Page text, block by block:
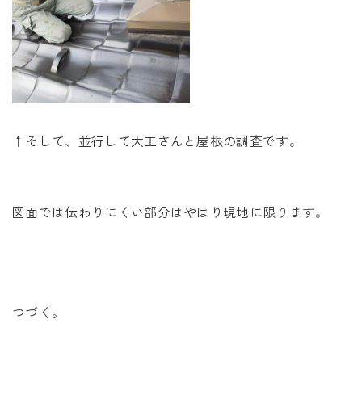
↑そして、並行して大工さんと屋根の調査です。
図面では伝わりにくい部分はやはり現地に限ります。
つづく。